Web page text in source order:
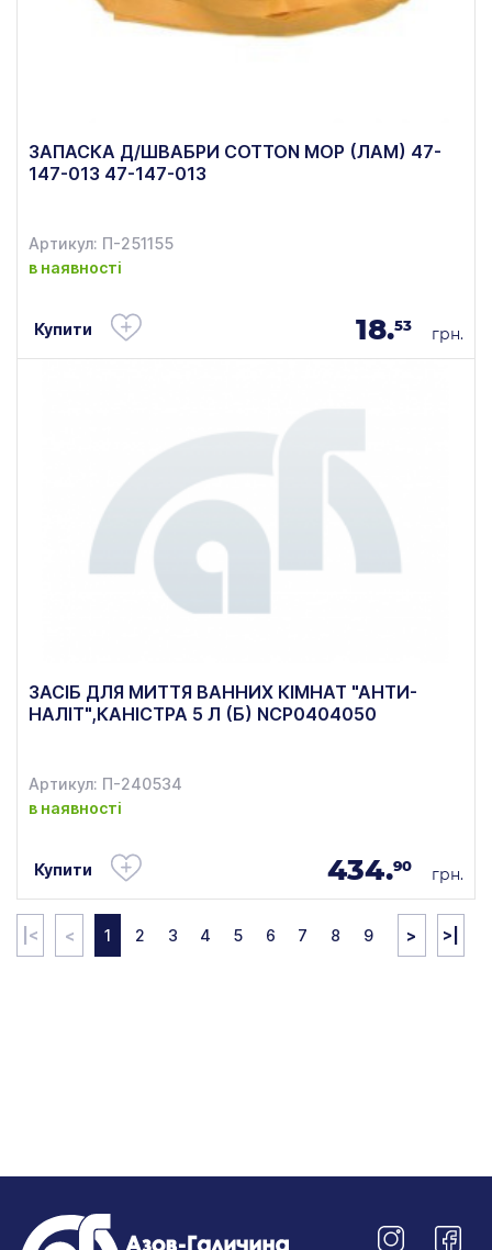
ЗАПАСКА Д/ШВАБРИ COTTON МOP (ЛАМ) 47-
147-013 47-147-013
Артикул: П-251155
в наявності
Купити 18.53 грн.
ЗАСІБ ДЛЯ МИТТЯ ВАННИХ КІМНАТ "АНТИ-
НАЛІТ",КАНІСТРА 5 Л (Б) NCP0404050
Артикул: П-240534
в наявності
Купити 434.90 грн.
|< < 1 2 3 4 5 6 7 8 9 > >|